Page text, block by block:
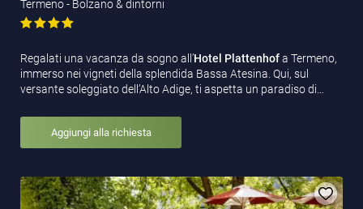
Termeno - Bolzano & dintorni
Regalati una vacanza da sogno all’Hotel Plattenhofa Termeno,
immerso nei vigneti della splendida Bassa Atesina. Qui, sul
versante soleggiato dell’Alto Adige, ti aspetta un paradiso di…
Aggiungi alla richiesta